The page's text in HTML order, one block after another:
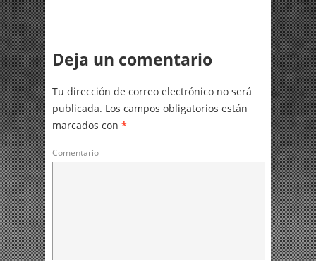
Deja un comentario
Tu dirección de correo electrónico no será
publicada. Los campos obligatorios están
marcados con *
Comentario